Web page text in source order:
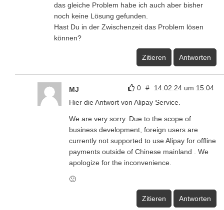
das gleiche Problem habe ich auch aber bisher
noch keine Lösung gefunden.
Hast Du in der Zwischenzeit das Problem lösen
können?
Zitieren Antworten
0 # 14.02.24 um 15:04
MJ
Hier die Antwort von Alipay Service.
We are very sorry. Due to the scope of
business development, foreign users are
currently not supported to use Alipay for offline
payments outside of Chinese mainland . We
apologize for the inconvenience.
🙁
Zitieren Antworten